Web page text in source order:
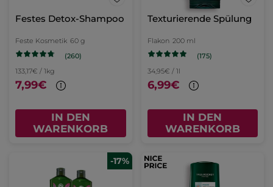
Festes Detox-Shampoo
Feste Kosmetik 60 g
(260)
133,17€ / 1kg
7,99€
IN DEN
WARENKORB
Texturierende Spülung
Flakon 200 ml
(175)
34,95€ / 1l
6,99€
IN DEN
WARENKORB
-17%